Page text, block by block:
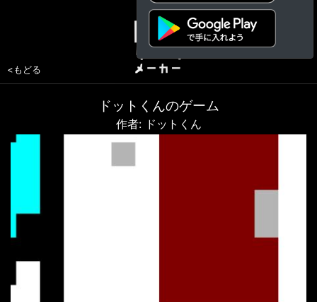
<もどる
ドットくんのゲーム
作者: ドットくん